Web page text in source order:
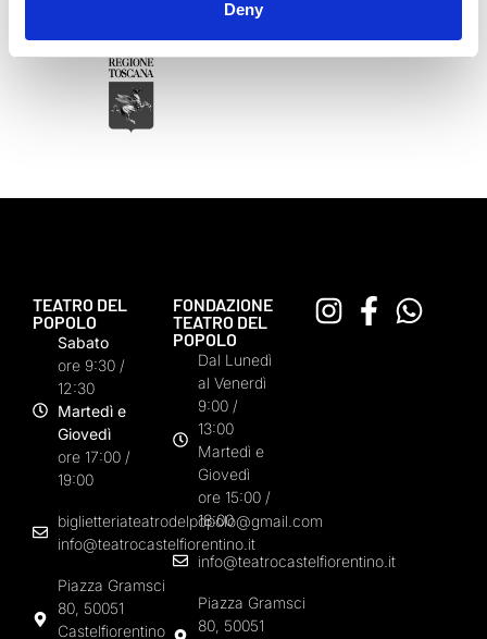
Deny
TEATRO DEL
POPOLO
Sabato
ore 9:30 /
12:30
Martedì e
Giovedì
ore 17:00 /
19:00
biglietteriateatrodelpopolo@gmail.com
info@teatrocastelfiorentino.it
Piazza Gramsci
80, 50051
Castelfiorentino
FONDAZIONE
TEATRO DEL
POPOLO
Dal Lunedì
al Venerdì
9:00 /
13:00
Martedì e
Giovedì
ore 15:00 /
18:00
info@teatrocastelfiorentino.it
Piazza Gramsci
80, 50051